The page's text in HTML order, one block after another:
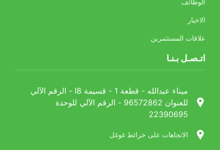
الوظائف
الاخبار
علاقات المستثمرين
اتـصـل بـنـا
ميناء عبدالله - قطعة 1 - قسيمة 8ا - الرقم الآلي
للعنوان 96572862 - الرقم الآلي للوحدة
22390695
الاتجاهات على خرائط غوغل